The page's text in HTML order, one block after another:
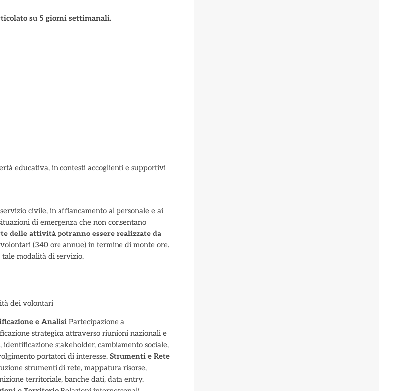
su 5 giorni settimanali.
educativa, in contesti accoglienti e supportivi
civile, in affiancamento al personale e ai
di emergenza che non consentano
delle attività potranno essere realizzate da
(340 ore annue) in termine di monte ore.
modalità di servizio.
dei volontari
e AnalisiPartecipazione a
strategica attraverso riunioni nazionali e
identificazione stakeholder, cambiamento sociale,
portatori di interesse. Strumenti e Rete
strumenti di rete, mappatura risorse,
territoriale, banche dati, data entry.